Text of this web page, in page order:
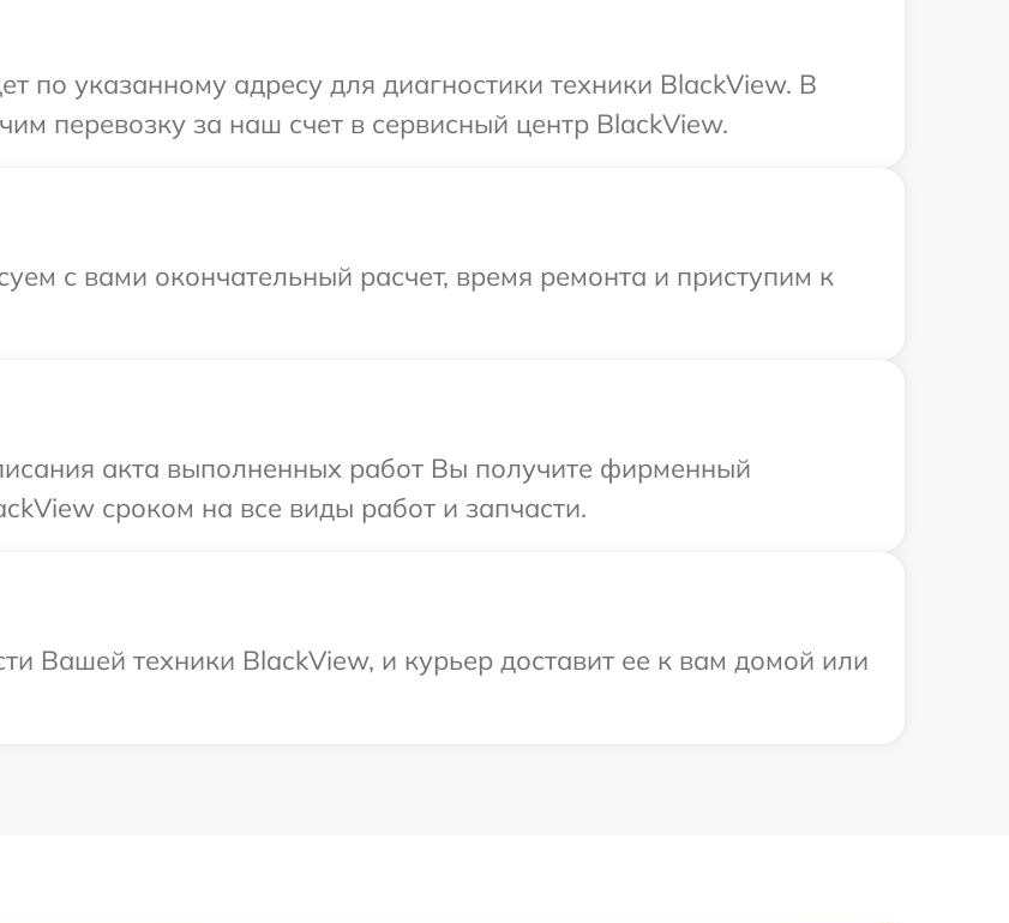
по указанному адресу для диагностики техники BlackView. В
перевозку за наш счет в сервисный центр BlackView.
с вами окончательный расчет, время ремонта и приступим к
акта выполненных работ Вы получите фирменный
сроком на все виды работ и запчасти.
Вашей техники BlackView, и курьер доставит ее к вам домой или